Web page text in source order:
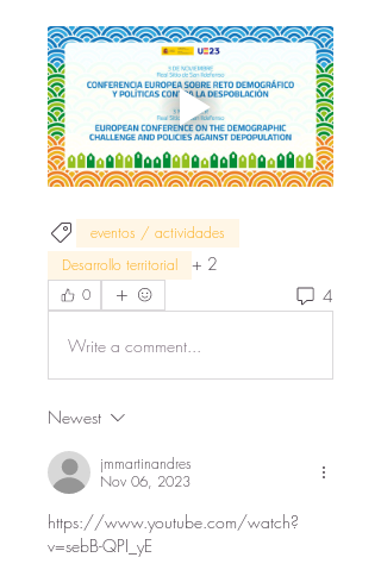
eventos / actividades
Desarrollo territorial
+ 2
0 4
Write a comment...
Newest
jmmartinandres
Nov 06, 2023
https://www.youtube.com/watch?
v=sebB-QPI_yE